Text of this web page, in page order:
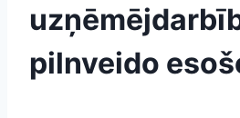
pilnveido